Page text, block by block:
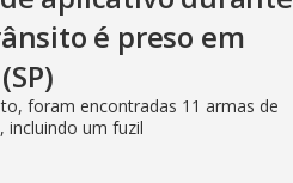
é preso em
foram encontradas 11 armas de
incluindo um fuzil